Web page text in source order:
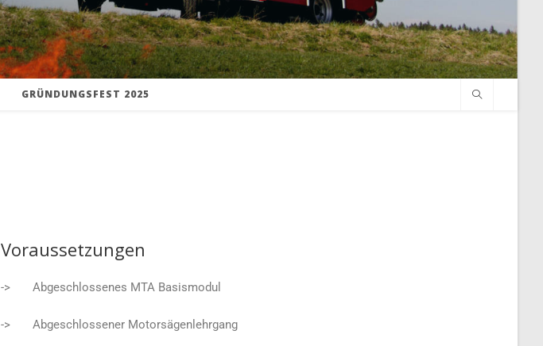
GRÜNDUNGSFEST 2025
Voraussetzungen
-> Abgeschlossenes MTA Basismodul
-> Abgeschlossener Motorsägenlehrgang